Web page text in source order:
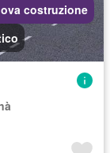
costruzione